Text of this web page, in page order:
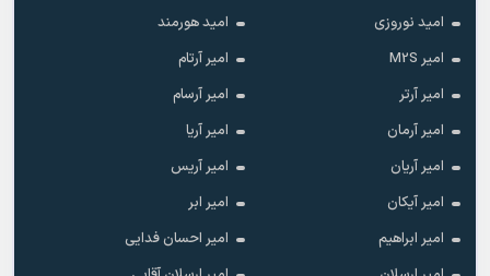
امید نوروزی
امید هورمند
امیر M2S
امیر آرتام
امیر آرتر
امیر آرسام
امیر آرمان
امیر آریا
امیر آریان
امیر آریس
امیر آیکان
امیر ابر
امیر ابراهیم
امیر احسان فدایی